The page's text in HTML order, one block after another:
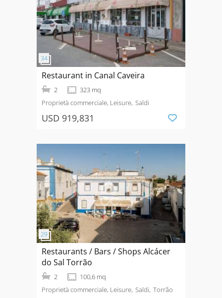
Restaurant in Canal Caveira
2
323 mq
Proprietà commerciale, Leisure Saldi
USD 919,831
Restaurants / Bars / Shops Alcácer
do Sal Torrão
2
100,6 mq
Proprietà commerciale, Leisure Saldi Torrão